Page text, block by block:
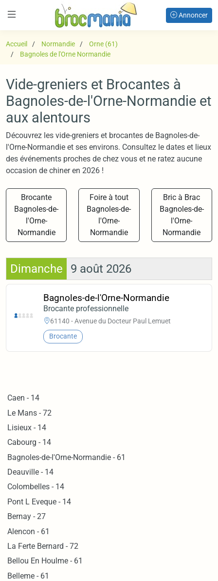
Annoncer
Accueil Normandie
Orne (61)
Bagnoles de l'Orne Normandie
Vide-greniers et Brocantes à
Bagnoles-de-l'Orne-Normandie et
aux alentours
Découvrez les vide-greniers et brocantes de Bagnoles-de-
l'Orne-Normandie et ses environs. Consultez le dates et lieux
des événements proches de chez vous et ne ratez aucune
occasion de chiner en 2026 !
Brocante
Bagnoles-de-
l'Orne-
Normandie
Foire à tout
Bagnoles-de-
l'Orne-
Normandie
Bric à Brac
Bagnoles-de-
l'Orne-
Normandie
Dimanche 9 août 2026
Bagnoles-de-l'Orne-Normandie
Brocante professionnelle
61140 - Avenue du Docteur Paul Lemuet
Brocante
Caen - 14
Le Mans - 72
Lisieux - 14
Cabourg - 14
Bagnoles-de-l'Orne-Normandie - 61
Deauville - 14
Colombelles - 14
Pont L Eveque - 14
Bernay - 27
Alencon - 61
La Ferte Bernard - 72
Bellou En Houlme - 61
Belleme - 61